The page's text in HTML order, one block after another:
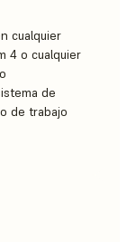
cualquier
4 o cualquier
de
de trabajo